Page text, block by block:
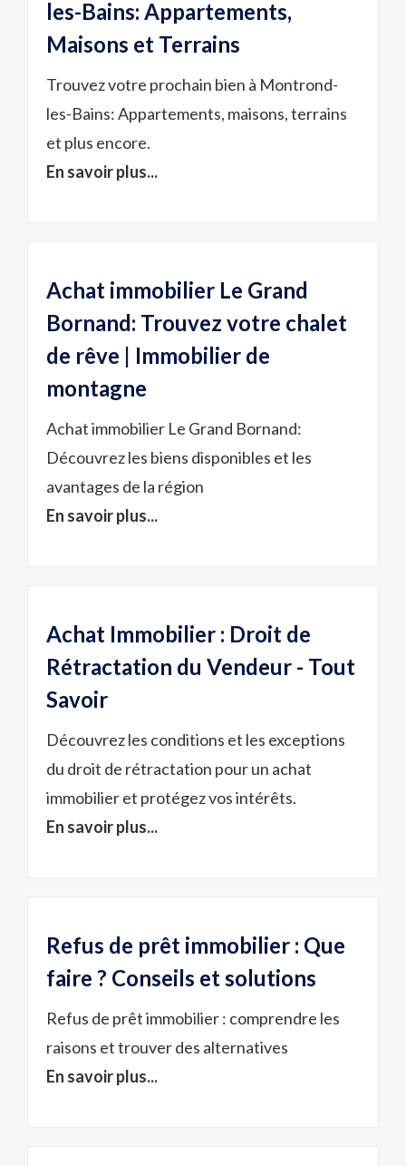
les-Bains: Appartements,
Maisons et Terrains
Trouvez votre prochain bien à Montrond-
les-Bains: Appartements, maisons, terrains
et plus encore.
En savoir plus...
Achat immobilier Le Grand
Bornand: Trouvez votre chalet
de rêve | Immobilier de
montagne
Achat immobilier Le Grand Bornand:
Découvrez les biens disponibles et les
avantages de la région
En savoir plus...
Achat Immobilier : Droit de
Rétractation du Vendeur - Tout
Savoir
Découvrez les conditions et les exceptions
du droit de rétractation pour un achat
immobilier et protégez vos intérêts.
En savoir plus...
Refus de prêt immobilier : Que
faire ? Conseils et solutions
Refus de prêt immobilier : comprendre les
raisons et trouver des alternatives
En savoir plus...